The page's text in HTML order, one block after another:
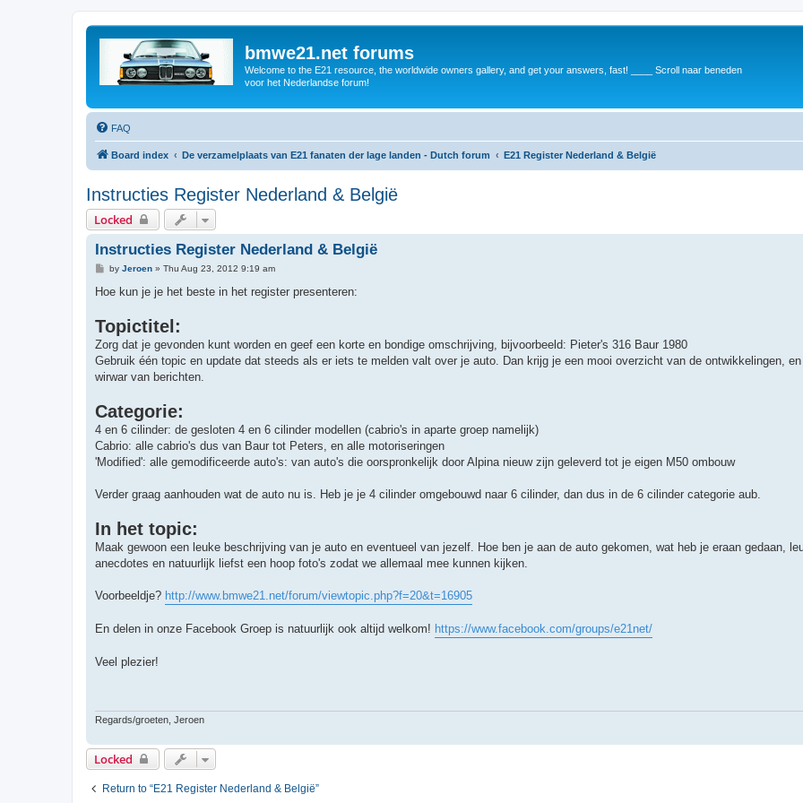
bmwe21.net forums
Welcome to the E21 resource, the worldwide owners gallery, and get your answers, fast! ____ Scroll naar beneden
voor het Nederlandse forum!
FAQ
Board index De verzamelplaats van E21 fanaten der lage landen - Dutch forum E21 Register Nederland & België
Instructies Register Nederland & België
Locked
Instructies Register Nederland & België
P
s
by Jeroen» Thu Aug 23, 2012 9:19 am
Hoe kun je je het beste in het register presenteren:
Topictitel:
Zorg dat je gevonden kunt worden en geef een korte en bondige omschrijving, bijvoorbeeld: Pieter's 316 Baur 1980
Gebruik één topic en update dat steeds als er iets te melden valt over je auto. Dan krijg je een mooi overzicht van de ontwikkelingen,
wirwar van berichten.
Categorie:
4 en 6 cilinder: de gesloten 4 en 6 cilinder modellen (cabrio's in aparte groep namelijk)
Cabrio: alle cabrio's dus van Baur tot Peters, en alle motoriseringen
'Modified': alle gemodificeerde auto's: van auto's die oorspronkelijk door Alpina nieuw zijn geleverd tot je eigen M50 ombouw
Verder graag aanhouden wat de auto nu is. Heb je je 4 cilinder omgebouwd naar 6 cilinder, dan dus in de 6 cilinder categorie aub.
In het topic:
Maak gewoon een leuke beschrijving van je auto en eventueel van jezelf. Hoe ben je aan de auto gekomen, wat heb je eraan gedaan,
anecdotes en natuurlijk liefst een hoop foto's zodat we allemaal mee kunnen kijken.
Voorbeeldje? http://www.bmwe21.net/forum/viewtopic.php?f=20&t=16905
En delen in onze Facebook Groep is natuurlijk ook altijd welkom! https://www.facebook.com/groups/e21net/
Veel plezier!
Regards/groeten, Jeroen
Locked
Return to “E21 Register Nederland & België”